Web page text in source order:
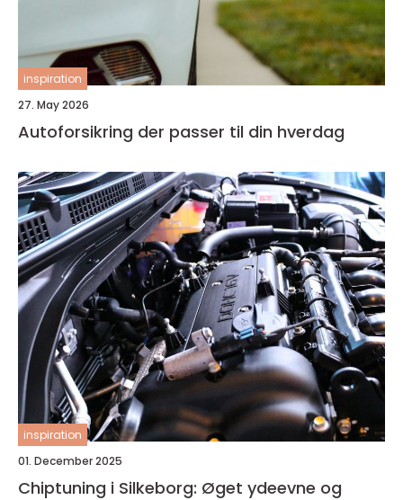
inspiration
27. May 2026
Autoforsikring der passer til din hverdag
inspiration
01. December 2025
Chiptuning i Silkeborg: Øget ydeevne og